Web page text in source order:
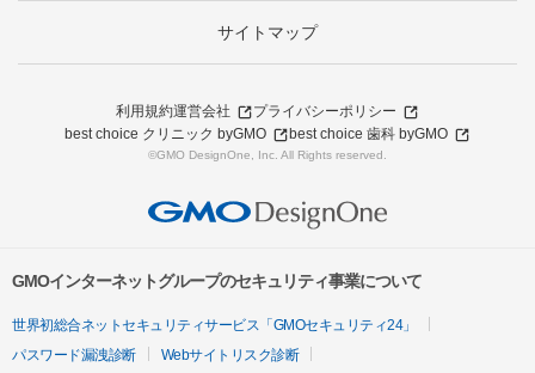
サイトマップ
利用規約運営会社
プライバシーポリシー
best choice クリニック byGMO
best choice 歯科 byGMO
©GMO DesignOne, Inc. All Rights reserved.
GMOインターネットグループのセキュリティ事業について
世界初総合ネットセキュリティサービス「GMOセキュリティ24」
パスワード漏洩診断
Webサイトリスク診断